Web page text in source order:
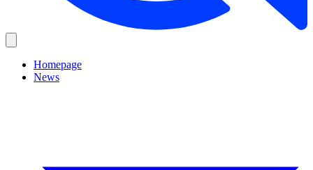
Homepage
News